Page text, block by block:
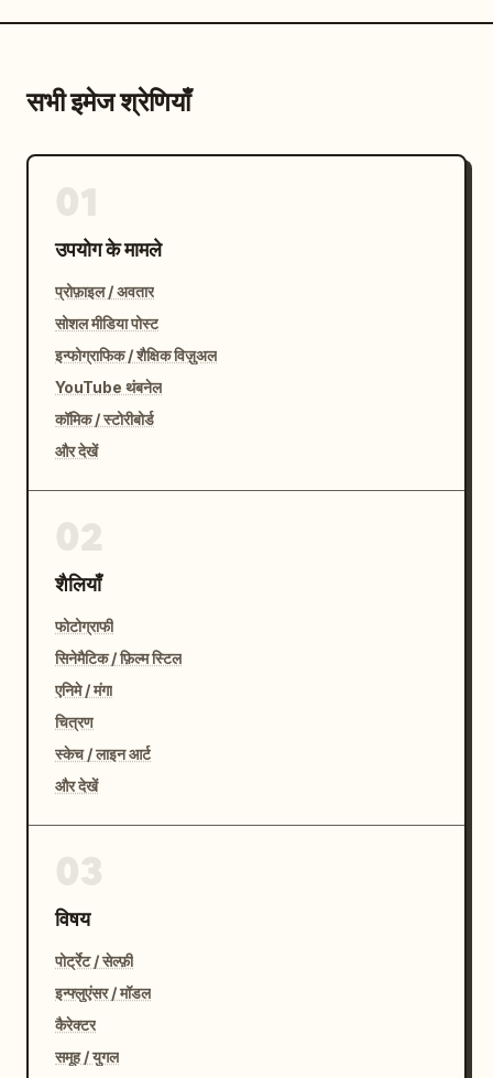
सभी इमेज श्रेणियाँ
उपयोग के मामले
प्रोफ़ाइल / अवतार
सोशल मीडिया पोस्ट
इन्फोग्राफिक / शैक्षिक विज़ुअल
YouTube थंबनेल
कॉमिक / स्टोरीबोर्ड
और देखें
शैलियाँ
फोटोग्राफी
सिनेमैटिक / फ़िल्म स्टिल
एनिमे / मंगा
चित्रण
स्केच / लाइन आर्ट
और देखें
विषय
पोर्ट्रेट / सेल्फ़ी
इन्फ्लुएंसर / मॉडल
कैरेक्टर
समूह / युगल